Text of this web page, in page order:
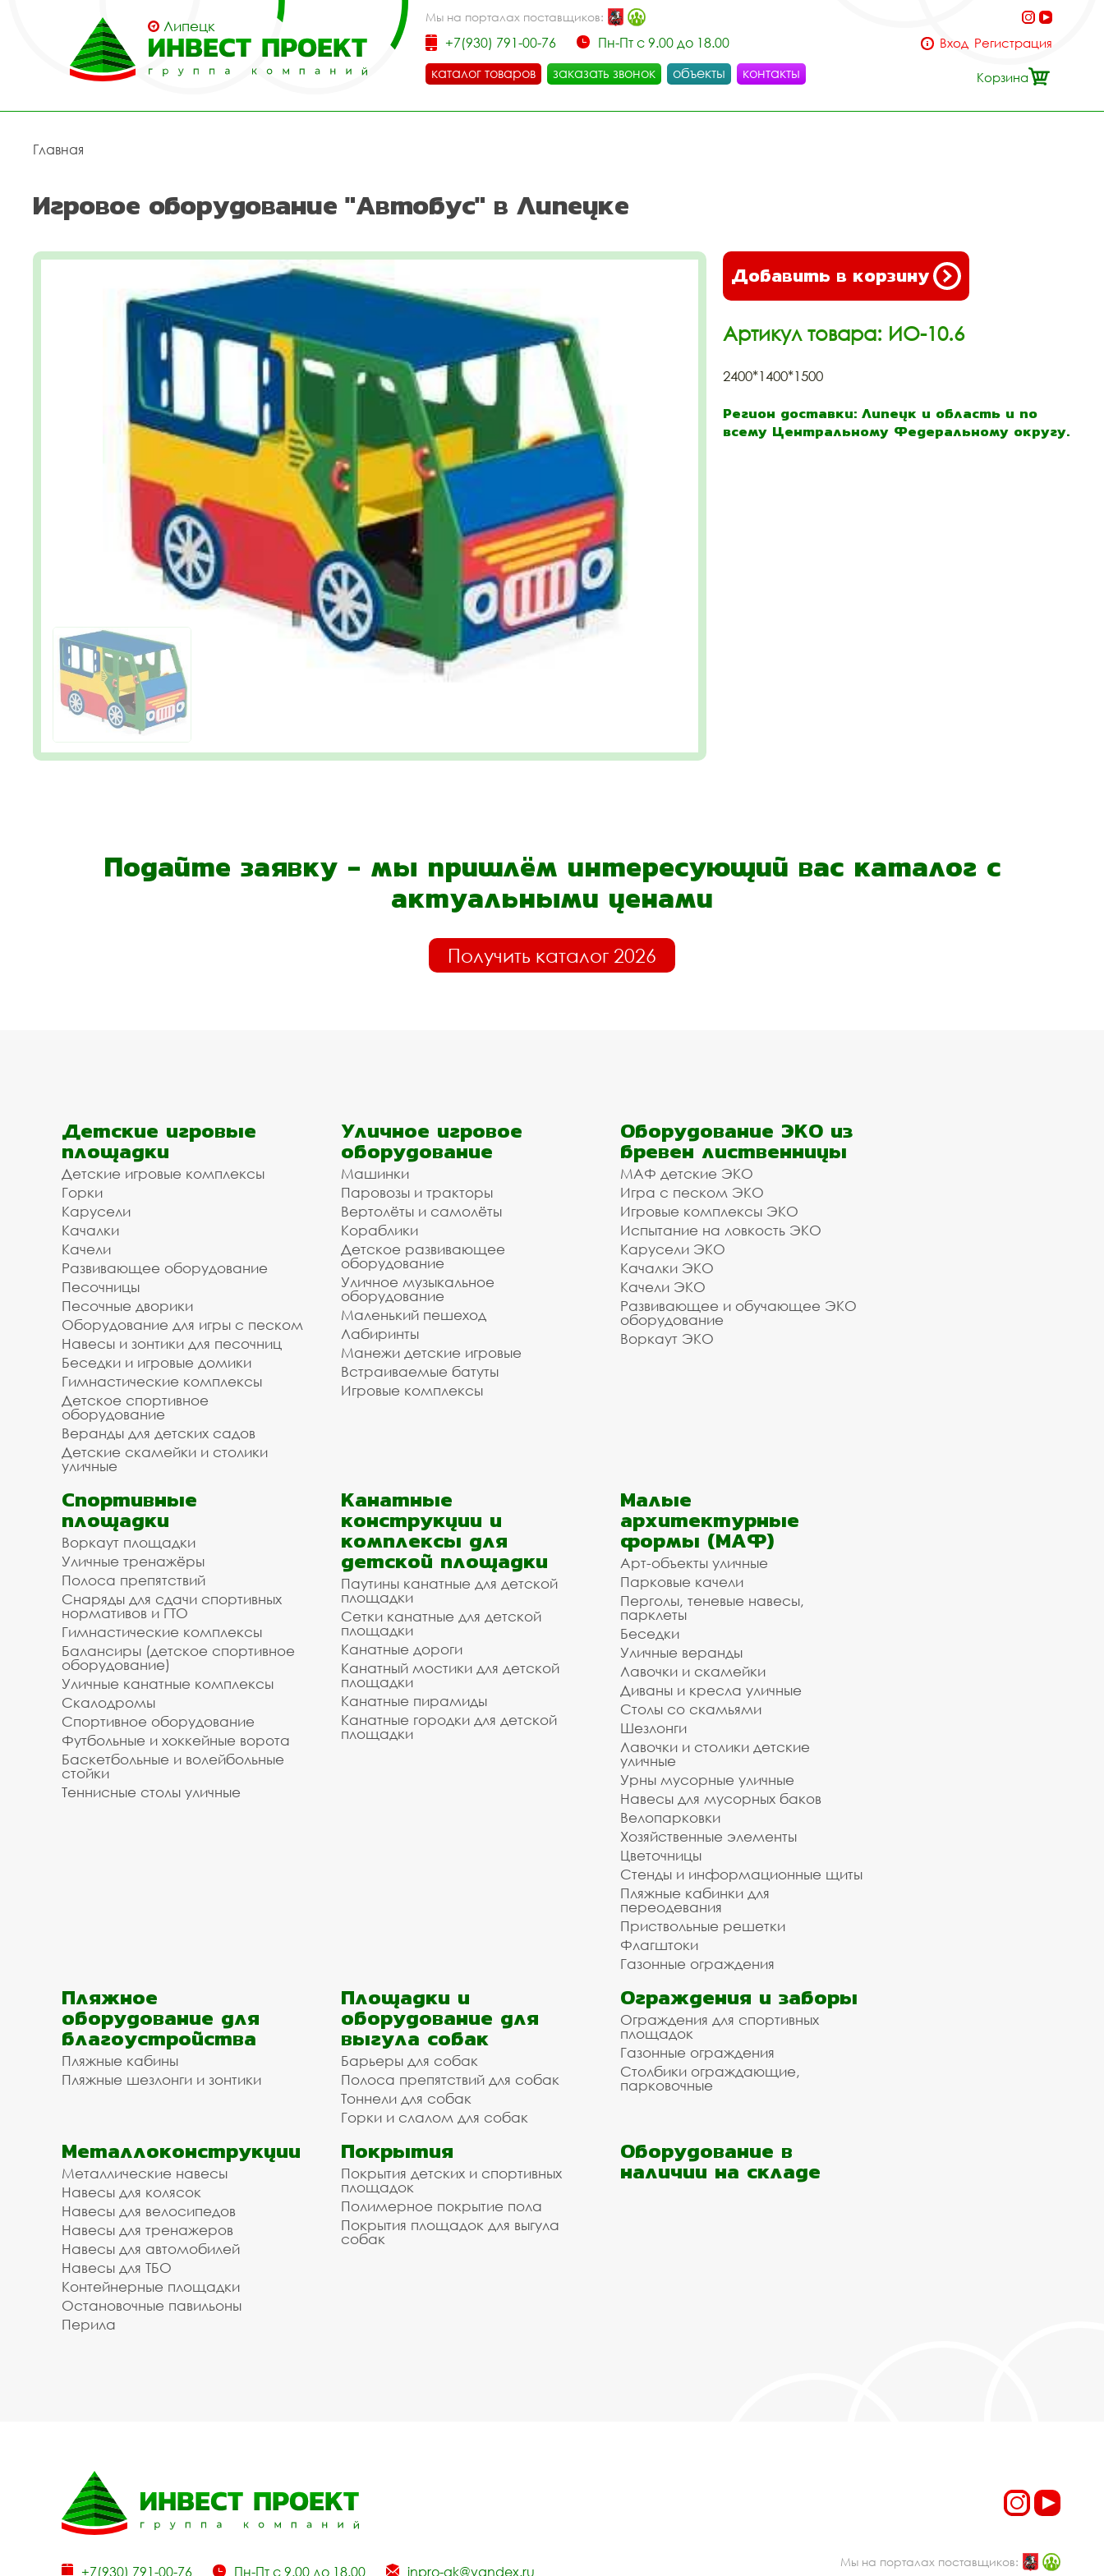
Липецк
Мы на порталах поставщиков:
+7(930) 791-00-76
Пн-Пт с 9.00 до 18.00
каталог товаров
заказать звонок объекты контакты
Вход Регистрация
Корзина
Главная
Игровое оборудование "Автобус" в Липецке
Добавить в корзину
Артикул товара: ИО-10.6
2400*1400*1500
Регион доставки: Липецк и область и по
всему Центральному Федеральному округу.
Подайте заявку - мы пришлём интересующий вас каталог с
актуальными ценами
Получить каталог 2026
Детские игровые
площадки
Детские игровые комплексы
Горки
Карусели
Качалки
Качели
Развивающее оборудование
Песочницы
Песочные дворики
Оборудование для игры с песком
Навесы и зонтики для песочниц
Беседки и игровые домики
Гимнастические комплексы
Детское спортивное
оборудование
Веранды для детских садов
Детские скамейки и столики
уличные
Уличное игровое
оборудование
Машинки
Паровозы и тракторы
Вертолёты и самолёты
Кораблики
Детское развивающее
оборудование
Уличное музыкальное
оборудование
Маленький пешеход
Лабиринты
Манежи детские игровые
Встраиваемые батуты
Игровые комплексы
Оборудование ЭКО из
бревен лиственницы
МАФ детские ЭКО
Игра с песком ЭКО
Игровые комплексы ЭКО
Испытание на ловкость ЭКО
Карусели ЭКО
Качалки ЭКО
Качели ЭКО
Развивающее и обучающее ЭКО
оборудование
Воркаут ЭКО
Спортивные
площадки
Воркаут площадки
Уличные тренажёры
Полоса препятствий
Снаряды для сдачи спортивных
нормативов и ГТО
Гимнастические комплексы
Балансиры (детское спортивное
оборудование)
Уличные канатные комплексы
Скалодромы
Спортивное оборудование
Футбольные и хоккейные ворота
Баскетбольные и волейбольные
стойки
Теннисные столы уличные
Канатные
конструкции и
комплексы для
детской площадки
Паутины канатные для детской
площадки
Сетки канатные для детской
площадки
Канатные дороги
Канатный мостики для детской
площадки
Канатные пирамиды
Канатные городки для детской
площадки
Малые
архитектурные
формы (МАФ)
Арт-объекты уличные
Парковые качели
Перголы, теневые навесы,
парклеты
Беседки
Уличные веранды
Лавочки и скамейки
Диваны и кресла уличные
Столы со скамьями
Шезлонги
Лавочки и столики детские
уличные
Урны мусорные уличные
Навесы для мусорных баков
Велопарковки
Хозяйственные элементы
Цветочницы
Стенды и информационные щиты
Пляжные кабинки для
переодевания
Приствольные решетки
Флагштоки
Газонные ограждения
Пляжное
оборудование для
благоустройства
Пляжные кабины
Пляжные шезлонги и зонтики
Площадки и
оборудование для
выгула собак
Барьеры для собак
Полоса препятствий для собак
Тоннели для собак
Горки и слалом для собак
Ограждения и заборы
Ограждения для спортивных
площадок
Газонные ограждения
Столбики ограждающие,
парковочные
Металлоконструкции
Металлические навесы
Навесы для колясок
Навесы для велосипедов
Навесы для тренажеров
Навесы для автомобилей
Навесы для ТБО
Контейнерные площадки
Остановочные павильоны
Перила
Покрытия
Покрытия детских и спортивных
площадок
Полимерное покрытие пола
Покрытия площадок для выгула
собак
Оборудование в
наличии на складе
+7(930) 791-00-76 Пн-Пт с 9.00 до 18.00 inpro-gk@yandex.ru
Мы на порталах поставщиков: